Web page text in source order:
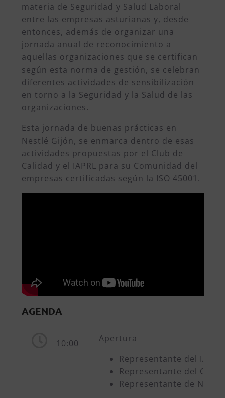
materia de Seguridad y Salud Laboral
entre las empresas asturianas y, desde
entonces, además de organizar una
jornada anual de reconocimiento a
aquellas organizaciones que se certifican
según esta norma de gestión, se celebran
diferentes actividades de sensibilización
en torno a la Seguridad y la Salud de las
organizaciones.
Esta jornada de buenas prácticas en
Nestlé Gijón, se enmarca dentro de esas
actividades propuestas por el Club de
Calidad y el IAPRL para su Comunidad del
empresas certificadas según la ISO 45001.
AGENDA
10:00
Apertura
Representante del IAPRL
Representante del Club
Representante de Nestlé